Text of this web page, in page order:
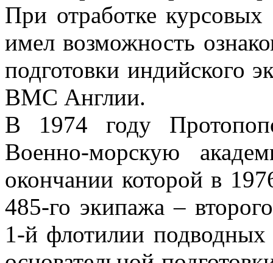
При отработке
имел возможность
подготовки индийского
ВМС Англии.
В 1974 году
Военно-морскую
окончании которой в
485-го экипажа –
1-й флотилии